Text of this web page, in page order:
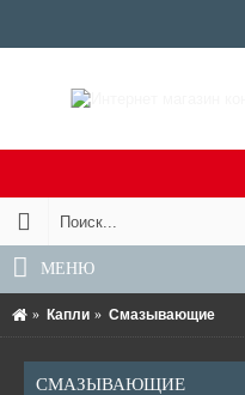
МЕНЮ
Капли Смазывающие
СМАЗЫВАЮЩИЕ